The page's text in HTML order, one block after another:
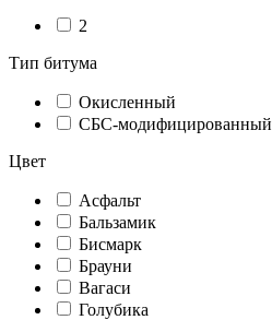
2
Тип битума
Окисленный
СБС-модифицированный
Цвет
Асфальт
Бальзамик
Бисмарк
Брауни
Вагаси
Голубика